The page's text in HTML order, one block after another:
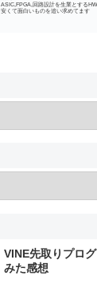
ASIC,FPGA,回路設計を生業とする
安くて面白いものを追い求めてます
VINE先取りプロ
みた感想